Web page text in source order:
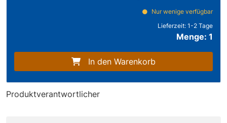
Nur wenige verfügbar
Lieferzeit: 1-2 Tage
Menge: 1
In den Warenkorb
Produktverantwortlicher